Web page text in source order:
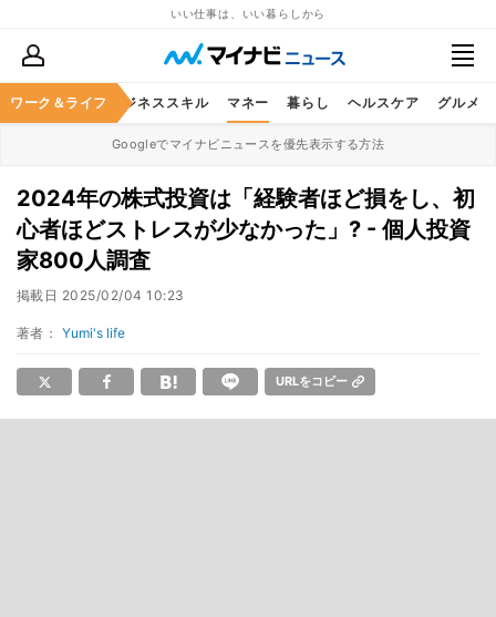
いい仕事は、いい暮らしから
ワーク＆ライフ
キャリア ビジネススキル マネー 暮らし ヘルスケア グルメ
Googleでマイナビニュースを優先表示する方法
2024年の株式投資は「経験者ほど損をし、初
心者ほどストレスが少なかった」? - 個人投資
家800人調査
掲載日 2025/02/04 10:23
著者： Yumi's life
URLをコピー